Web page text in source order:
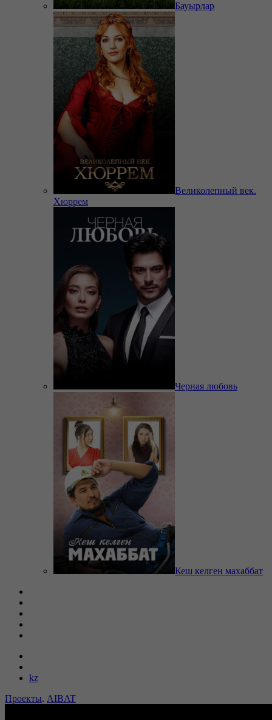
Бауырлар
Великолепный век.
Хюррем
Черная любовь
Кеш келген махаббат
kz
Проекты. AIBAT